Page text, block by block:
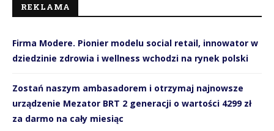
REKLAMA
Firma Modere. Pionier modelu social retail, innowator w
dziedzinie zdrowia i wellness wchodzi na rynek polski
Zostań naszym ambasadorem i otrzymaj najnowsze
urządzenie Mezator BRT 2 generacji o wartości 4299 zł
za darmo na cały miesiąc